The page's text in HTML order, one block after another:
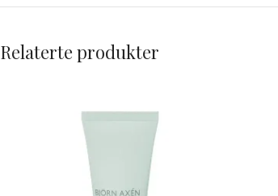
Relaterte produkter